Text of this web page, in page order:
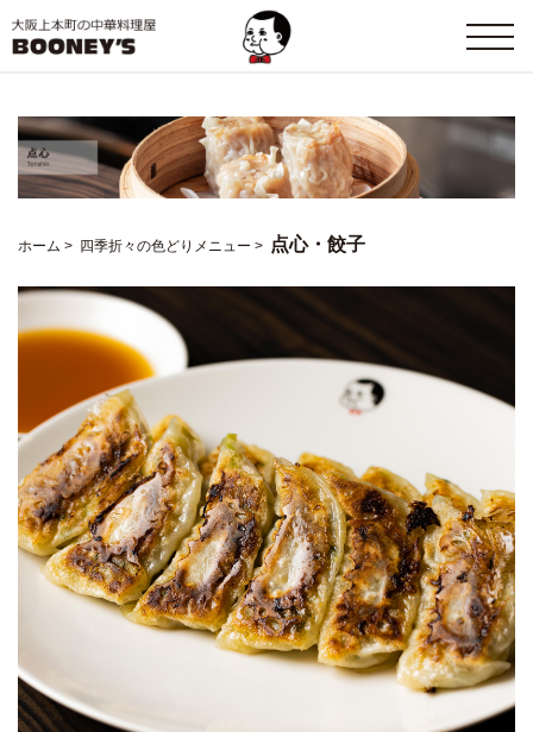
ホーム > 四季折々の色どりメニュー > 点心・餃子